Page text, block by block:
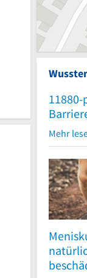
Mehr